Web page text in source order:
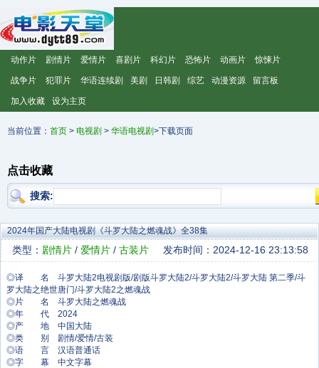
动作片 剧情片 爱情片 喜剧片 科幻片 恐怖片 动画片 惊悚片
战争片 犯罪片 华语连续剧 美剧 日韩剧 综艺 动漫资源 留言板
加入收藏 设为主页
当前位置： 首页 > 电视剧 > 华语电视剧>下载页面
点击收藏
搜索:
2024年国产大陆电视剧《斗罗大陆之燃魂战》全38集
类型： 剧情片 / 爱情片 / 古装片 发布时间：2024-12-16 23:13:58
◎译 名 斗罗大陆2电视剧版/剧版斗罗大陆2/斗罗大陆2‎/斗罗大陆 第二季/斗
罗大陆之绝世唐门/斗罗大陆2之燃魂战
◎片 名 斗罗大陆之燃魂战
◎年 代 2024
◎产 地 中国大陆
◎类 别 剧情/爱情/古装
◎语 言 汉语普通话
◎字 幕 中文字幕